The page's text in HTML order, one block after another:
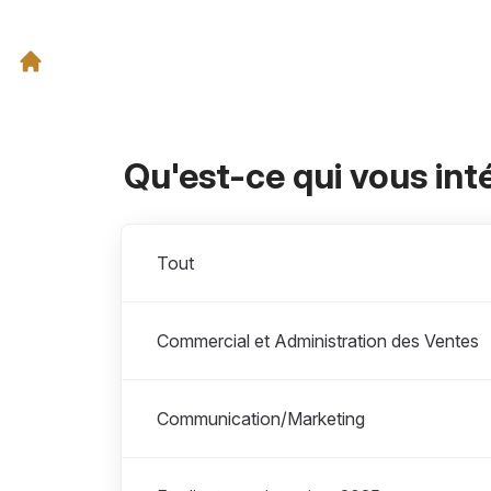
Qu'est-ce qui vous
Tout
Commercial et Administration des Ventes
Communication/Marketing